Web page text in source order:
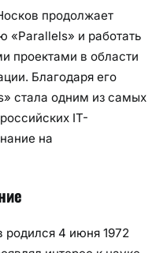
р
а
продолжает
«Parallels» и работать
проектами в области
Благодаря его
стала одним из самых
IT-
на
родился 4 июня 1972